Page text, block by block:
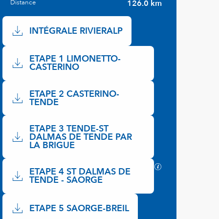
Distance 126.0 km
Documentation
INTÉGRALE RIVIERALP
ETAPE 1 LIMONETTO-
CASTERINO
ETAPE 2 CASTERINO-
TENDE
ETAPE 3 TENDE-ST
DALMAS DE TENDE PAR
LA BRIGUE
ETAPE 4 ST DALMAS DE
TENDE - SAORGE
ETAPE 5 SAORGE-BREIL